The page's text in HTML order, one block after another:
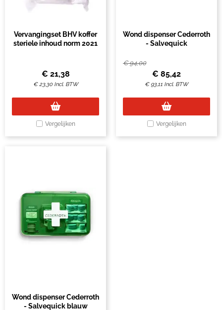
Vervangingset BHV koffer
steriele inhoud norm 2021
€ 21,38
€23,30 Incl. BTW
Vergelijken
Wond dispenser Cederroth
- Salvequick
€94,00
€ 85,42
€ 93,11 Incl. BTW
Vergelijken
Wond dispenser Cederroth
- Salvequick blauw